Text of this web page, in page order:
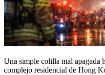
Una simple colilla mal apagada
complejo residencial de Hong